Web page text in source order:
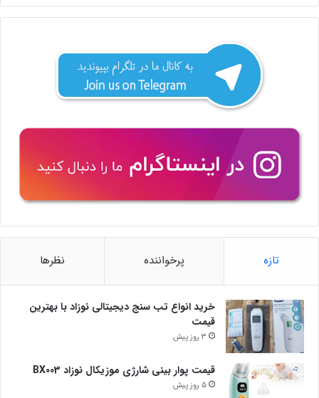
تازه پرخواننده نظرها
خرید انواع تب سنج دیجیتالی نوزاد با بهترین
قیمت
3 روز پیش
قیمت پوار بینی شارژی موزیکال نوزاد BX003
5 روز پیش